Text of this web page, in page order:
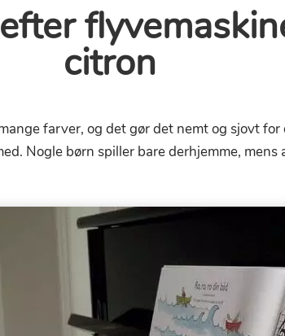
citron
farver, og det gør det nemt og sjovt
Nogle børn spiller bare derhjemme, mens